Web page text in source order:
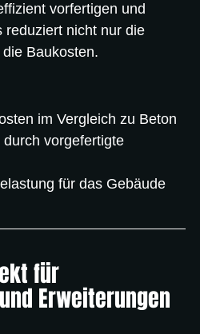
vorfertigen und
reduziert nicht nur die
Baukosten.
im Vergleich zu Beton
vorgefertigte
für das Gebäude
für
Erweiterungen